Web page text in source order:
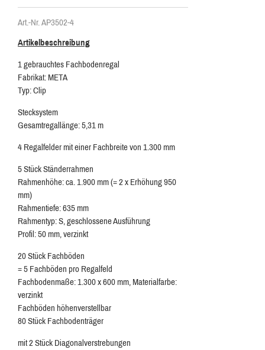
Art.-Nr. AP3502-4
Artikelbeschreibung
1 gebrauchtes Fachbodenregal
Fabrikat: META
Typ: Clip
Stecksystem
Gesamtregallänge: 5,31 m
4 Regalfelder mit einer Fachbreite von 1.300 mm
5 Stück Ständerrahmen
Rahmenhöhe: ca. 1.900 mm (= 2 x Erhöhung 950
mm)
Rahmentiefe: 635 mm
Rahmentyp: S, geschlossene Ausführung
Profil: 50 mm, verzinkt
20 Stück Fachböden
= 5 Fachböden pro Regalfeld
Fachbodenmaße: 1.300 x 600 mm, Materialfarbe:
verzinkt
Fachböden höhenverstellbar
80 Stück Fachbodenträger
mit 2 Stück Diagonalverstrebungen